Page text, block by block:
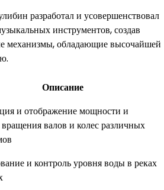
разработал и усовершенствовал
инструментов, создав
механизмы, обладающие высочайшей
Описание
и отображение мощности и
вращения валов и колес различных
и контроль уровня воды в реках